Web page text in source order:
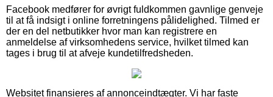
Facebook medfører for øvrigt fuldkommen gavnlige genveje
til at få indsigt i online forretningens pålidelighed. Tilmed er
der en del netbutikker hvor man kan registrere en
anmeldelse af virksomhedens service, hvilket tilmed kan
tages i brug til at afveje kundetilfredsheden.
Websitet finansieres af annonceindtægter. Vi har faste